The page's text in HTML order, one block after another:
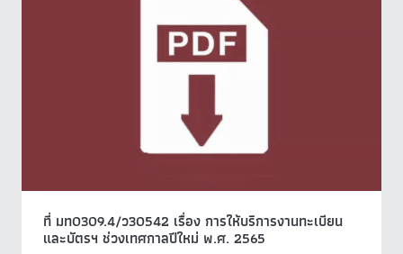
ที่ มท0309.4/ว30542 เรื่อง การให้บริการงานทะเบียน
และบัตรฯ ช่วงเทศกาลปีใหม่ พ.ศ. 2565